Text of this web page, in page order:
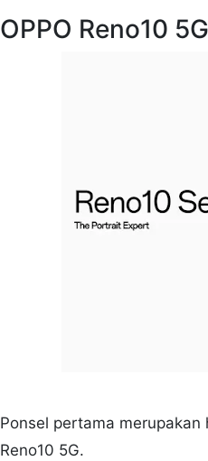
OPPO Reno10 5G
Ponsel pertama
Reno10 5G.